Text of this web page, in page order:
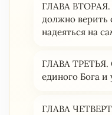
ГЛАВА ВТОРАЯ.
должно верить
надеяться на
ГЛАВА ТРЕТЬЯ.
единого Бога и
ГЛАВА